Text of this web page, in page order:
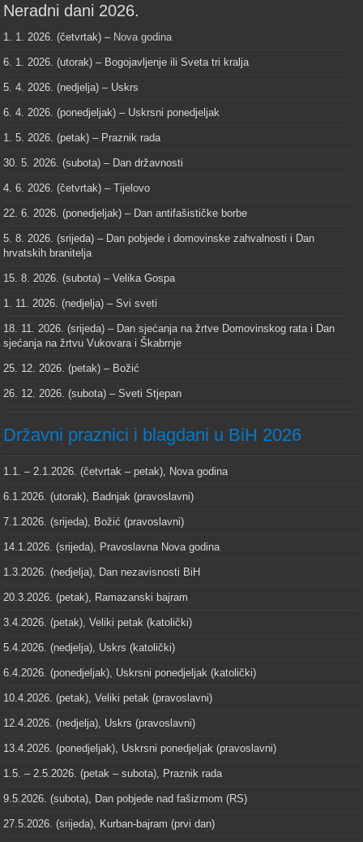
Neradni dani 2026.
1. 1. 2026. (četvrtak) – Nova godina
6. 1. 2026. (utorak) – Bogojavljenje ili Sveta tri kralja
5. 4. 2026. (nedjelja) – Uskrs
6. 4. 2026. (ponedjeljak) – Uskrsni ponedjeljak
1. 5. 2026. (petak) – Praznik rada
30. 5. 2026. (subota) – Dan državnosti
4. 6. 2026. (četvrtak) – Tijelovo
22. 6. 2026. (ponedjeljak) – Dan antifašističke borbe
5. 8. 2026. (srijeda) – Dan pobjede i domovinske zahvalnosti i Dan
hrvatskih branitelja
15. 8. 2026. (subota) – Velika Gospa
1. 11. 2026. (nedjelja) – Svi sveti
18. 11. 2026. (srijeda) – Dan sjećanja na žrtve Domovinskog rata i Dan
sjećanja na žrtvu Vukovara i Škabrnje
25. 12. 2026. (petak) – Božić
26. 12. 2026. (subota) – Sveti Stjepan
Državni praznici i blagdani u BiH 2026
1.1. – 2.1.2026. (četvrtak – petak), Nova godina
6.1.2026. (utorak), Badnjak (pravoslavni)
7.1.2026. (srijeda), Božić (pravoslavni)
14.1.2026. (srijeda), Pravoslavna Nova godina
1.3.2026. (nedjelja), Dan nezavisnosti BiH
20.3.2026. (petak), Ramazanski bajram
3.4.2026. (petak), Veliki petak (katolički)
5.4.2026. (nedjelja), Uskrs (katolički)
6.4.2026. (ponedjeljak), Uskrsni ponedjeljak (katolički)
10.4.2026. (petak), Veliki petak (pravoslavni)
12.4.2026. (nedjelja), Uskrs (pravoslavni)
13.4.2026. (ponedjeljak), Uskrsni ponedjeljak (pravoslavni)
1.5. – 2.5.2026. (petak – subota), Praznik rada
9.5.2026. (subota), Dan pobjede nad fašizmom (RS)
27.5.2026. (srijeda), Kurban-bajram (prvi dan)